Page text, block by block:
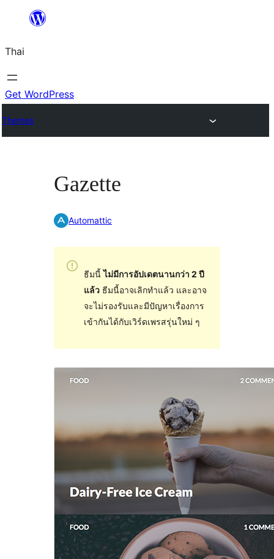
ยัง
เนื้อหา
Thai
Get WordPress
Themes
Gazette
Automattic
ธีมนี้ไม่มีการอัปเดตนานกว่า 2 ปี
แล้วธีมนี้อาจเลิกทำแล้ว และอาจ
จะไม่รองรับและมีปัญหาเรื่องการ
เข้ากันได้กับเวิร์ดเพรสรุ่นใหม่ ๆ